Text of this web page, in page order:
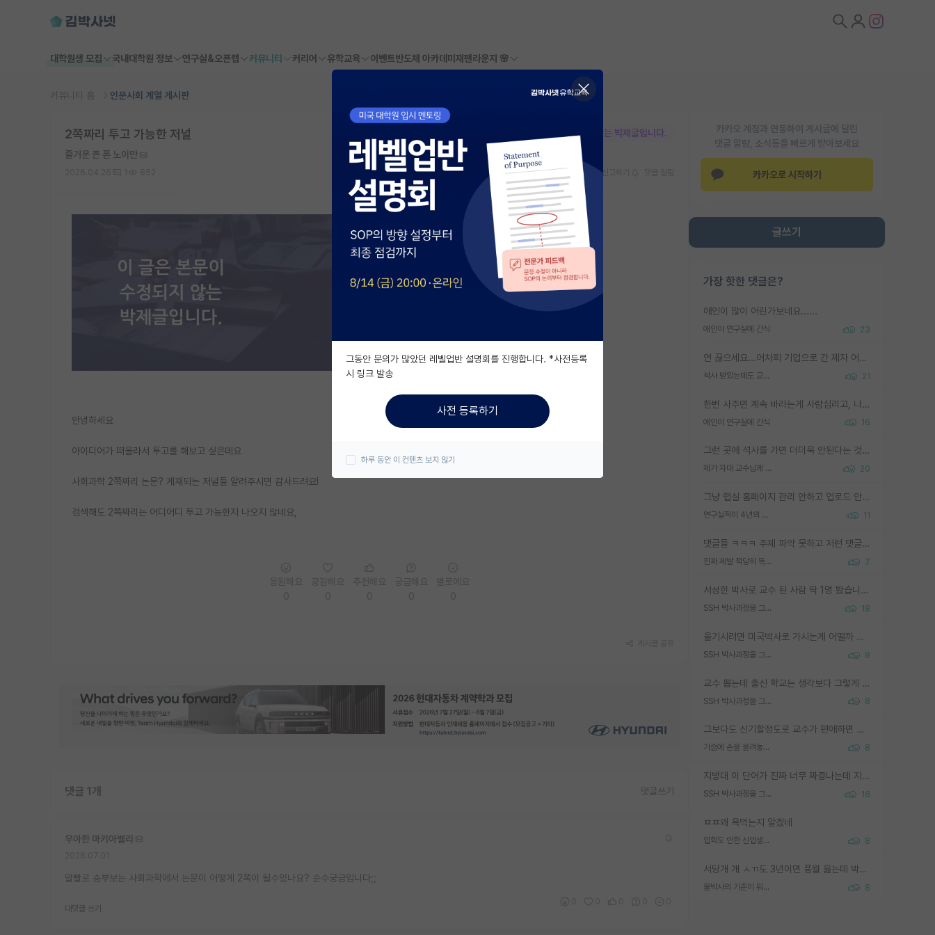
대학원생 모집 국내대학원 정보 연구실&오픈랩 커뮤니티 커리어 유학교육 이벤트반도체 아카데미 재팬라운지 🌸
커뮤니티 홈 인문사회 계열 게시판
카카오 계정과 연동하여 게시글에 달린
댓글 알람, 소식등을 빠르게 받아보세요
카카오로 시작하기
글쓰기
가장 핫한 댓글은?
애인이 많이 어린가보네요......
애인이 연구실에 간식 23
연 끊으세요...어차피 기업으로 간 제자 어떻게 못합니다. 기업에서는 교수들 사기꾼으로 보는 시선도 강하고, 앞에서나 교수님하고 떠받들어주지 많이 무시합니다. 영향력도 0에 수렴합니다. 그리고 생각해보십시오. 석사로 기업간 제자가 무슨 힘이 있다고 과제를 달라고 합니까? 말만 교수지 무능력자라고 생각합니다. 세금이 아깝습니다.
석사 받았는데도 교수랑 연락한다. 21
한번 사주면 계속 바라는게 사람심리고, 나중에 안사주면 말이 나옵니다. 그리고 작성자분 커플이 한번 그런 행동을 하면, 선례로 남아 이상하게도 문화로 자리잡을수도 있습니다. 애꿎은 다른 학생들은 생각도 안했는데, 간식을 사가야하는 피해를 볼 수 있습니다. 다 경험에서 우러나온 댓글입니다... 제발 이상한 선례를 만들지 마세요.
애인이 연구실에 간식 16
그런 곳에 석사를 가면 더더욱 안된다는 것을 깨달으시면 된겁니다!
제가 자대 교수님께 무례하게 행동한 걸까요? 20
그냥 랩실 홈페이지 관리 안하고 업로드 안한거 아님?
연구실적이 4년의 공백이 있는거 어떻게 생각하냐 11
댓글들 ㅋㅋㅋ 주제 파악 못하고 저런 댓글들을 쓰네. 조직에 인간이 얼마나 중요한데 걱정될 수도 있지 ㅋㅋ 본인들은 퍽이나 잘하나봐 ? 현실은 남들한테 욕 안 먹는 1인분만 하는 것도 힘들텐데 ?
진짜 제발 적당히 똑똑한 박사과정이라도 위에 있었으면.. 7
서성한 박사로 교수 된 사람 딱 1명 봤습니다. 근데 지방대 박사로 교수된 거는 기적이 일어나야되요. 서성한 학부부터여도 빡센게 교수임용일텐데 지방대박사로 무슨 교수가 되나요...... 중소기업/중견기업 팀장급/연구소장급이나 될거 같네요.
SSH 박사과정을 그만두고 지방대 박사로 옮기면 교수의 꿈은 끝일까요? 18
옮기시려면 미국박사로 가시는게 어떨까 싶네요. 교수가 꿈이면 미국박사 하고 미국교수 까지 같이 노리시는게 기회가 많지 않을까요?
SSH 박사과정을 그만두고 지방대 박사로 옮기면 교수의 꿈은 끝일까요? 8
교수 뽑는데 출신 학교는 생각보다 그렇게 안 봄. 앞으로는 더 안 보게 될거임. 박사는 어디서 진행해도 됨. 단, 제대로 쌓고 좋은 실적 만들 수 있다면. 그런데 지방대는 그럴 가능성이 지극히 낮음. 나만 열심히 잘 하면 된다? 인간은 주변 환경에 지배되는 나약한 존재임. 주변의 지방대 대학원생과 섞이고 지방 특유의 여유로움 또는 나쁘게 얘기해서 나태함에 젖어 살다보면 교수의 꿈 자체를 잊어버리게 될 가능성도 있음. 주변 환경이 70~80%임.
SSH 박사과정을 그만두고 지방대 박사로 옮기면 교수의 꿈은 끝일까요? 8
그보다도 신기할정도로 교수가 편애하면 그사람만 논문이 되더라구요 내용이 다른 사람보다 허접해도요
가슴에 손을 올려놓고 싫어하는 사람 불공정하게 리뷰 8
지방대 이 단어가 진짜 너무 짜증나는데 지방대면 다 그냥 쓰레기인가요? 무슨 말 같지도 않은 댓글들이 있는건지??? 지방에도 충분히 좋은 대학 많고 충분히 잘하는 교수님들 많습니다 포항공대 4개 IST 대표 지거국들 여기 모두 다 지방에 있고 여기 출신들 중에 교수하는 분들 적지 않습니다 지거국 출신이 무슨 교수를 하냐?라고 생각할 사람들 많은데 상위 대표 지거국에 아웃라이어들 많습니다 결국 개인의 연구역량과 실적이 중요합니다 이 역량을 펼치는데 있어서 지도교수와의 합도 중요합니다. 그리고 경력이 필요하면 해외포닥까지 다녀오세요
SSH 박사과정을 그만두고 지방대 박사로 옮기면 교수의 꿈은 끝일까요? 16
ㅉㅉ왜 욕먹는지 알겠네
입학도 안한 신입생이 원래 관심을 받나요 8
서당개 개 ㅅㄲ도 3년이면 풍월 읊는데 박사 5년 이상 대리고 있으면서 물된건 교수 탓 맞는ㄱ게 거기가 서당이 아니란 소리임
물박사의 기준이 뭐임? 8
본문이 수정되지 않는 박제글입니다.
2쪽짜리 투고 가능한 저널
즐거운 존 폰 노이만
스크랩 신고하기
안녕하세요
아이디어가 떠올라서 투고를 해보고 싶은데요
사회과학 2쪽짜리 논문? 게재되는 저널들 알려주시면 감사드려요!
검색해도 2쪽짜리는 어디어디 투고 가능한지 나오지 않네요,
댓글 1개 댓글쓰기
우아한 마키아벨리
말빨로 승부보는 사회과학에서 논문이 어떻게 2쪽이 될수있나요? 순수궁금입니다;;
대댓글 쓰기
그동안 문의가 많았던 레벨업반 설명회를 진행합니다. *사전등록
시 링크 발송
사전 등록하기
하루 동안 이 컨텐츠 보지 않기